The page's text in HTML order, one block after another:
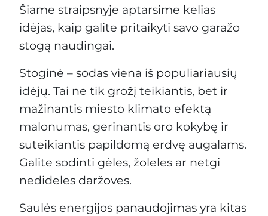
Šiame straipsnyje aptarsime kelias
idėjas, kaip galite pritaikyti savo garažo
stogą naudingai.
Stoginė – sodas viena iš populiariausių
idėjų. Tai ne tik grožį teikiantis, bet ir
mažinantis miesto klimato efektą
malonumas, gerinantis oro kokybę ir
suteikiantis papildomą erdvę augalams.
Galite sodinti gėles, žoleles ar netgi
nedideles daržoves.
Saulės energijos panaudojimas yra kitas